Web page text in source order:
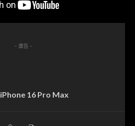
- 廣告 -
iPhone 16 Pro Max